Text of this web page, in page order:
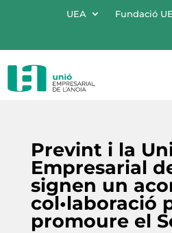
UEA Fundació
Prevint i la
Empresarial
signen un
col•laboració
promoure el